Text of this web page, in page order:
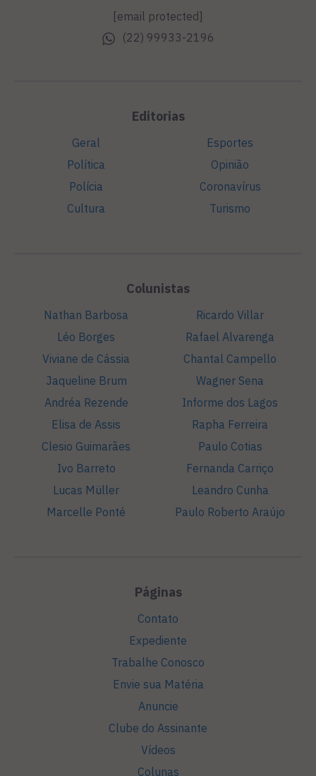
[email protected]
(22) 99933-2196
Editorias
Geral
Política
Polícia
Cultura
Esportes
Opinião
Coronavírus
Turismo
Colunistas
Nathan Barbosa
Léo Borges
Viviane de Cássia
Jaqueline Brum
Andréa Rezende
Elisa de Assis
Clesio Guimarães
Ivo Barreto
Lucas Müller
Marcelle Ponté
Ricardo Villar
Rafael Alvarenga
Chantal Campello
Wagner Sena
Informe dos Lagos
Rapha Ferreira
Paulo Cotias
Fernanda Carriço
Leandro Cunha
Paulo Roberto Araújo
Páginas
Contato
Expediente
Trabalhe Conosco
Envie sua Matéria
Anuncie
Clube do Assinante
Vídeos
Colunas